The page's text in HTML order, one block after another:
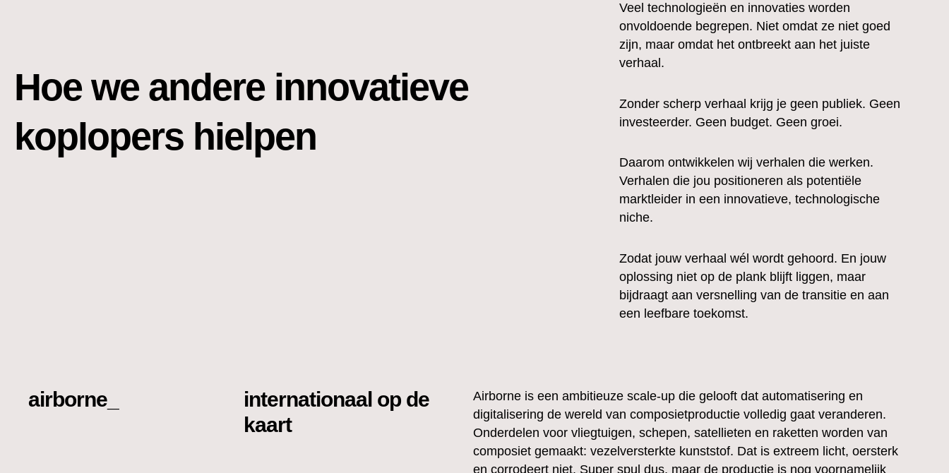
Hoe we andere innovatieve
koplopers hielpen
Veel technologieën en innovaties worden
onvoldoende begrepen. Niet omdat ze niet goed
zijn, maar omdat het ontbreekt aan het juiste
verhaal.
Zonder scherp verhaal krijg je geen publiek. Geen
investeerder. Geen budget. Geen groei.
Daarom ontwikkelen wij verhalen die werken.
Verhalen die jou positioneren als potentiële
marktleider in een innovatieve, technologische
niche.
Zodat jouw verhaal wél wordt gehoord. En jouw
oplossing niet op de plank blijft liggen, maar
bijdraagt aan versnelling van de transitie en aan
een leefbare toekomst.
airborne_
internationaal op de
kaart
Airborne is een ambitieuze scale-up die gelooft dat automatisering en
digitalisering de wereld van composietproductie volledig gaat veranderen.
Onderdelen voor vliegtuigen, schepen, satellieten en raketten worden van
composiet gemaakt: vezelversterkte kunststof. Dat is extreem licht, oersterk
en corrodeert niet. Super spul dus, maar de productie is nog voornamelijk